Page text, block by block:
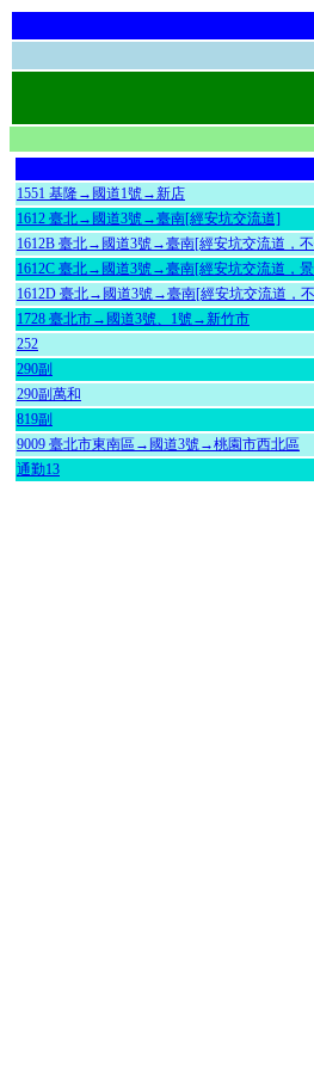
1551 基隆→國道1號→新店
1612 臺北→國道3號→臺南[經安坑交流道]
1612B 臺北→國道3號→臺南[經安坑交流道，
1612C 臺北→國道3號→臺南[經安坑交流道，
1612D 臺北→國道3號→臺南[經安坑交流道，
1728 臺北市→國道3號、1號→新竹市
252
290副
290副萬和
819副
9009 臺北市東南區→國道3號→桃園市西北區
通勤13